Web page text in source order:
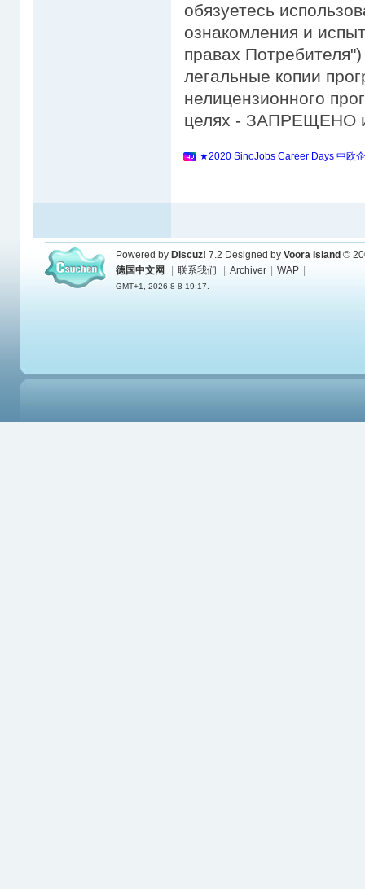
обязуетесь
ознакомления и
правах
легальные копии
нелицензионного
целях - ЗАПРЕЩЕНО и
★2020 SinoJobs Career Days 中欧
Powered by Discuz! 7.2 Designed by Voora Island ©
德国中文网
联系我们 Archiver WAP
GMT+1, 2026-8-8 19:17.